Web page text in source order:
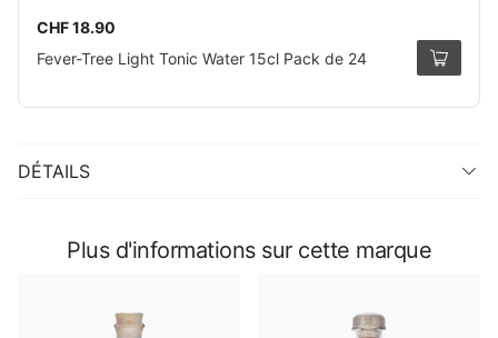
CHF 18.90
Fever-Tree Light Tonic Water 15cl Pack de 24
DÉTAILS
Plus d'informations sur cette marque